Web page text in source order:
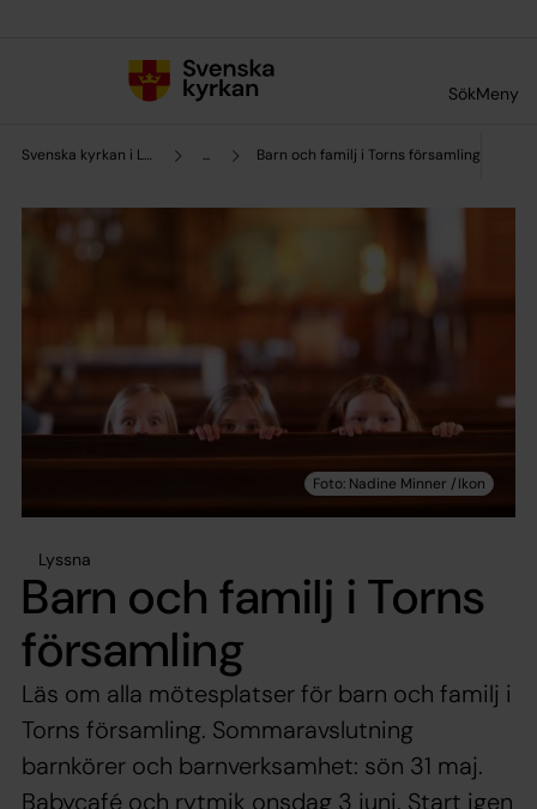
SökMeny
Svenska kyrkan i Lund ... Barn och familj i Torns församling
Lyssna
Barn och familj i Torns
församling
Läs om alla mötesplatser för barn och familj i
Torns församling. Sommaravslutning
barnkörer och barnverksamhet: sön 31 maj.
Babycafé och rytmik onsdag 3 juni. Start igen